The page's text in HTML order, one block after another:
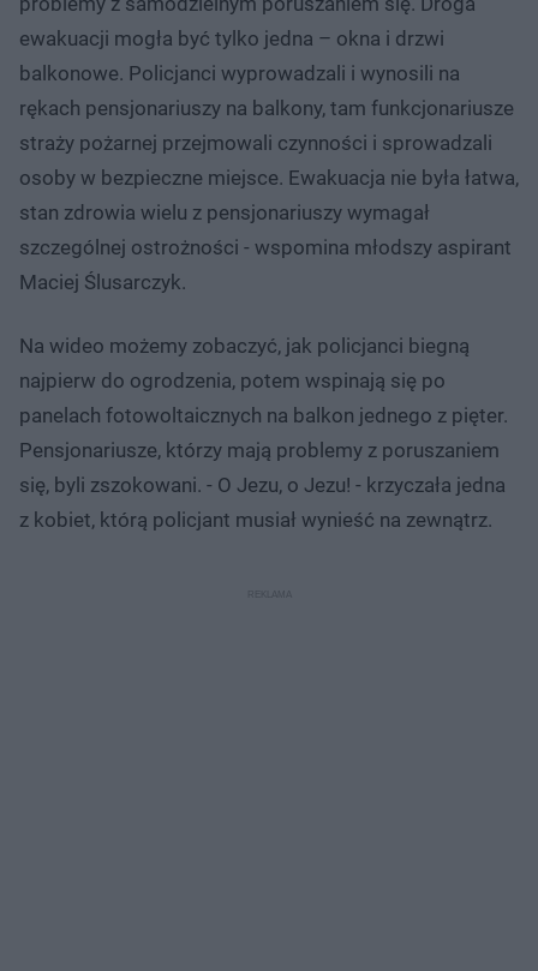
ewakuacji mogła być tylko jedna – okna i drzwi
balkonowe. Policjanci wyprowadzali i wynosili na
rękach pensjonariuszy na balkony, tam funkcjonariusze
straży pożarnej przejmowali czynności i sprowadzali
osoby w bezpieczne miejsce. Ewakuacja nie była łatwa,
stan zdrowia wielu z pensjonariuszy wymagał
szczególnej ostrożności - wspomina młodszy aspirant
Maciej Ślusarczyk.
Na wideo możemy zobaczyć, jak policjanci biegną
najpierw do ogrodzenia, potem wspinają się po
panelach fotowoltaicznych na balkon jednego z pięter.
Pensjonariusze, którzy mają problemy z poruszaniem
się, byli zszokowani. - O Jezu, o Jezu! - krzyczała jedna
z kobiet, którą policjant musiał wynieść na zewnątrz.